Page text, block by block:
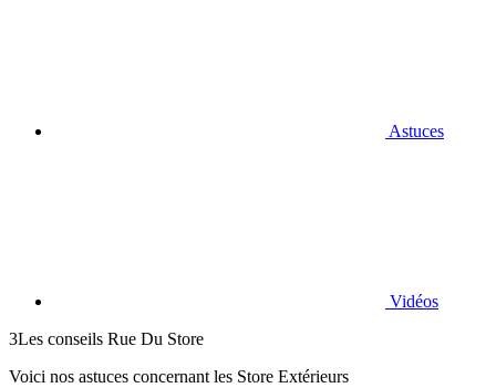
Astuces
Vidéos
3Les conseils Rue Du Store
Voici nos astuces concernant les Store Extérieurs